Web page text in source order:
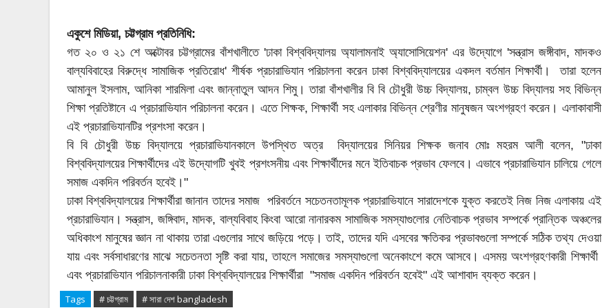
একুশে মিডিয়া, চট্টগ্রাম প্রতিনিধি:
গত ২০ ও ২১ শে অক্টোবর চট্টগ্রামের বাঁশখালীতে 'ঢাকা বিশ্ববিদ্যালয় অ্যালামনাই অ্যাসোসিয়েশন' এর উদ্যোগে 'সন্ত্রাস জঙ্গীবাদ, মাদকও
বাল্যবিবাহের বিরুদ্ধে সামাজিক প্রতিরোধ' শীর্ষক প্রচারাভিযান পরিচালনা করেন ঢাকা বিশ্ববিদ্যালয়ের একদল বর্তমান শিক্ষার্থী। তারা হলেন
আমানুল ইসলাম, আনিকা শারমিলা এবং জান্নাতুল আদন শিমু। তারা বাঁশখালীর বি বি চৌধুরী উচ্চ বিদ্যালয়, চাম্বল উচ্চ বিদ্যালয় সহ বিভিন্ন
শিক্ষা প্রতিষ্টানে এ প্রচারাভিযান পরিচালনা করেন। এতে শিক্ষক, শিক্ষার্থী সহ এলাকার বিভিন্ন শ্রেণীর মানুষজন অংশগ্রহণ করেন। এলাকাবাসী
এই প্রচারাভিযানটির প্রশংসা করেন।
বি বি চৌধুরী উচ্চ বিদ্যালয়ে প্রচারাভিযানকালে উপস্থিত অত্র বিদ্যালয়ের সিনিয়র শিক্ষক জনাব মোঃ মহরম আলী বলেন, "ঢাকা
বিশ্ববিদ্যালয়ের শিক্ষার্থীদের এই উদ্যোগটি খুবই প্রশংসনীয় এবং শিক্ষার্থীদের মনে ইতিবাচক প্রভাব ফেলবে। এভাবে প্রচারাভিযান চালিয়ে গেলে
সমাজ একদিন পরিবর্তন হবেই।"
ঢাকা বিশ্ববিদ্যালয়ের শিক্ষার্থীরা জানান তাদের সমাজ পরিবর্তনে সচেতনতামূলক প্রচারাভিযানে সারাদেশকে যুক্ত করতেই নিজ নিজ এলাকায় এই
প্রচারাভিযান। সন্ত্রাস, জঙ্গিবাদ, মাদক, বাল্যবিবাহ কিংবা আরো নানারকম সামাজিক সমস্যাগুলোর নেতিবাচক প্রভাব সম্পর্কে প্রান্তিক অঞ্চলের
অধিকাংশ মানুষের জ্ঞান না থাকায় তারা এগুলোর সাথে জড়িয়ে পড়ে। তাই, তাদের যদি এসবের ক্ষতিকর প্রভাবগুলো সম্পর্কে সঠিক তথ্য দেওয়া
যায় এবং সর্বসাধারণের মাঝে সচেতনতা সৃষ্টি করা যায়, তাহলে সমাজের সমস্যাগুলো অনেকাংশে কমে আসবে। এসময় অংশগ্রহণকারী শিক্ষার্থী
এবং প্রচারাভিযান পরিচালনাকারী ঢাকা বিশ্ববিদ্যালয়ের শিক্ষার্থীরা "সমাজ একদিন পরিবর্তন হবেই" এই আশাবাদ ব্যক্ত করেন।
Tags # চট্টগ্রাম # সারা দেশ bangladesh